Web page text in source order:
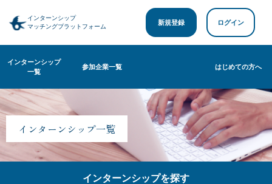
インターンシップ
マッチングプラットフォーム
新規登録 ログイン
インターンシップ
一覧
参加企業一覧 はじめての方へ
インターンシップ一覧
インターンシップを探す